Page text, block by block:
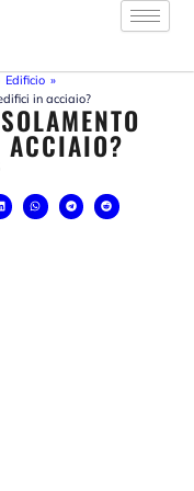
Edificio »
in acciaio?